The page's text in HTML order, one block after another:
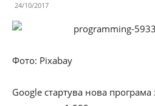
24/10/2017
Фото: Pixabay
Google стартува нова